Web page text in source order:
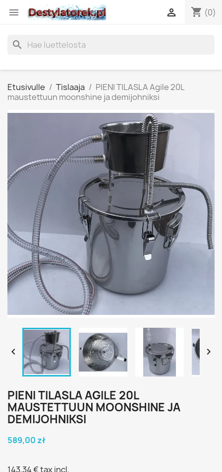
 shopping_cart (0)

search
Etusivulle Tislaaja
PIENI TILASLA Agile 20L
maustettuun moonshine ja demijohniksi
 
PIENI TILASLA AGILE 20L
MAUSTETTUUN MOONSHINE JA
DEMIJOHNIKSI
589,00 zł
143,34 €tax incl.